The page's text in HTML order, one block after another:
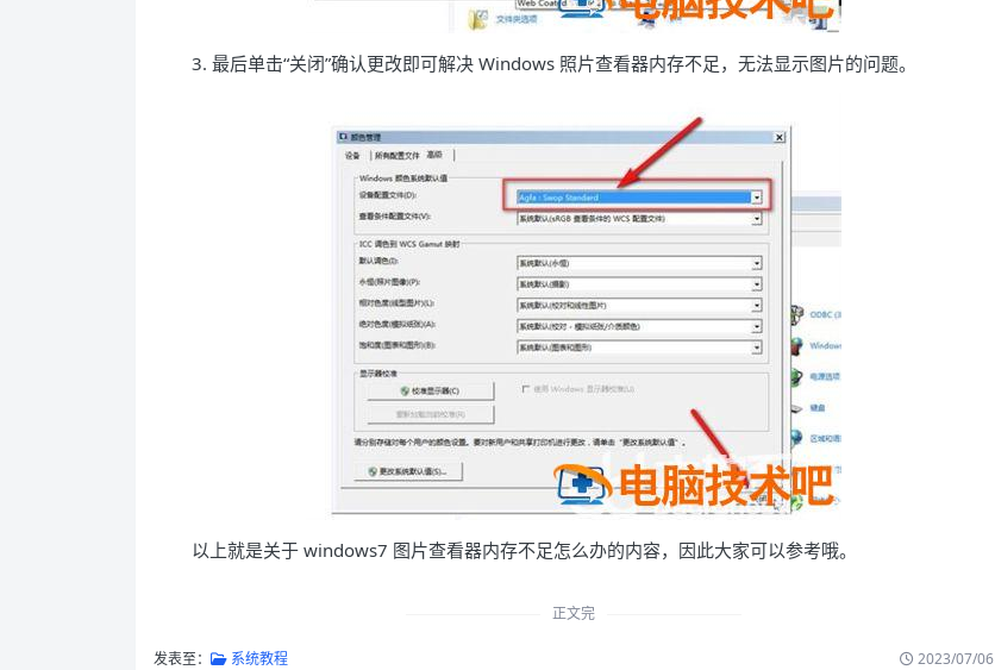
3. 最后单击“关闭”确认更改即可解决 Windows 照片查看器内存不足，无法显示图片的问题。
以上就是关于 windows7 图片查看器内存不足怎么办的内容，因此大家可以参考哦。
正文完
发表至： 系统教程 2023/07/06